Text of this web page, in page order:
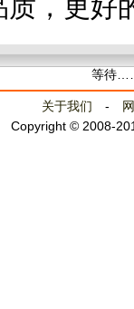
质，更好
等待
关于我们 -
Copyright © 2008-